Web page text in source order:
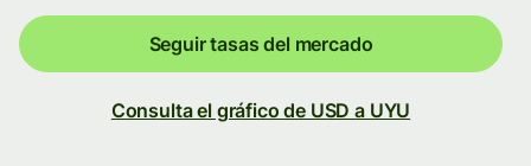
Seguir tasas del mercado
Consulta el gráfico de USD a UYU